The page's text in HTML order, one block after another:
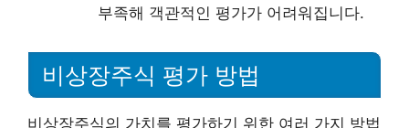
부족해 객관적인 평가가 어려워집니다.
비상장주식 평가 방법
비상장주식의 가치를 평가하기 위한 여러 가지 방법